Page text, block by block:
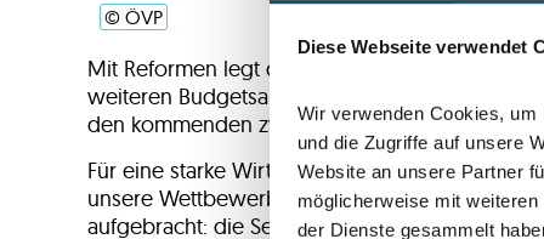
Diese Webseite verwendet
Wir verwenden Cookies,
und die Zugriffe auf unsere
Website an unsere Partner
möglicherweise mit
der Dienste gesammelt
© ÖVP
Mit Reformen legt das Doppelbudget 2027/28
weiteren Budgetsanierung eingespart. Unter
den kommenden zwei Jahren gezielt in die
Für eine starke Wirtschaft stehen 2,5
unsere Wettbewerbsfähigkeit bereit. 2
aufgebracht: die Senkung der